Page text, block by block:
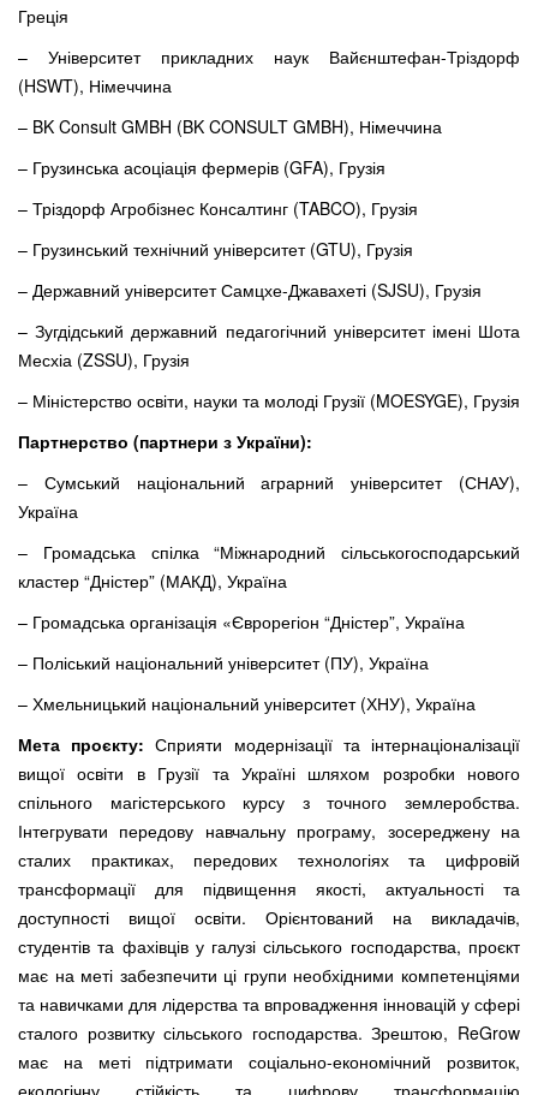
Греція
– Університет прикладних наук Вайєнштефан-Тріздорф
(HSWT), Німеччина
– BK Consult GMBH (BK CONSULT GMBH), Німеччина
– Грузинська асоціація фермерів (GFA), Грузія
– Тріздорф Агробізнес Консалтинг (TABCO), Грузія
– Грузинський технічний університет (GTU), Грузія
– Державний університет Самцхе-Джавахеті (SJSU), Грузія
– Зугдідський державний педагогічний університет імені Шота
Месхіа (ZSSU), Грузія
– Міністерство освіти, науки та молоді Грузії (MOESYGE), Грузія
Партнерство (партнери з України):
– Сумський національний аграрний університет (СНАУ),
Україна
– Громадська спілка “Міжнародний сільськогосподарський
кластер “Дністер” (МАКД), Україна
– Громадська організація «Єврорегіон “Дністер”, Україна
– Поліський національний університет (ПУ), Україна
– Хмельницький національний університет (ХНУ), Україна
Мета проєкту:Сприяти модернізації та інтернаціоналізації
вищої освіти в Грузії та Україні шляхом розробки нового
спільного магістерського курсу з точного землеробства.
Інтегрувати передову навчальну програму, зосереджену на
сталих практиках, передових технологіях та цифровій
трансформації для підвищення якості, актуальності та
доступності вищої освіти. Орієнтований на викладачів,
студентів та фахівців у галузі сільського господарства, проєкт
має на меті забезпечити ці групи необхідними компетенціями
та навичками для лідерства та впровадження інновацій у сфері
сталого розвитку сільського господарства. Зрештою, ReGrow
має на меті підтримати соціально-економічний розвиток,
екологічну стійкість та цифрову трансформацію